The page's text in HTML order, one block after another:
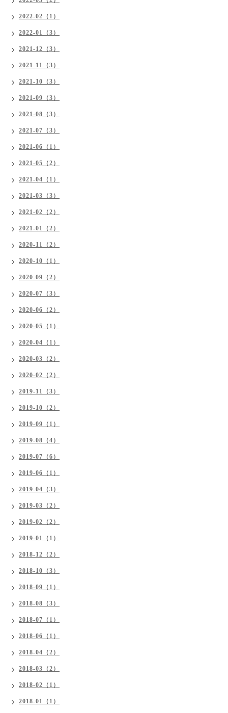
2022-02（1）
2022-01（3）
2021-12（3）
2021-11（3）
2021-10（3）
2021-09（3）
2021-08（3）
2021-07（3）
2021-06（1）
2021-05（2）
2021-04（1）
2021-03（3）
2021-02（2）
2021-01（2）
2020-11（2）
2020-10（1）
2020-09（2）
2020-07（3）
2020-06（2）
2020-05（1）
2020-04（1）
2020-03（2）
2020-02（2）
2019-11（3）
2019-10（2）
2019-09（1）
2019-08（4）
2019-07（6）
2019-06（1）
2019-04（3）
2019-03（2）
2019-02（2）
2019-01（1）
2018-12（2）
2018-10（3）
2018-09（1）
2018-08（3）
2018-07（1）
2018-06（1）
2018-04（2）
2018-03（2）
2018-02（1）
2018-01（1）